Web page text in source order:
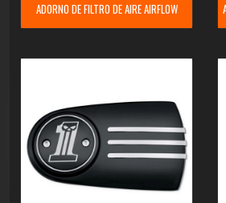
ADORNO DE FILTRO DE AIRE AIRFLOW